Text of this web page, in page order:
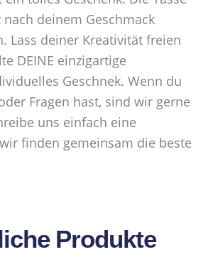
deinem Geschmack
Lass deiner Kreativität freien
DEINE einzigartige
Geschnek. Wenn du
Fragen hast, sind wir gerne
uns einfach eine
finden gemeinsam die beste
Produkte